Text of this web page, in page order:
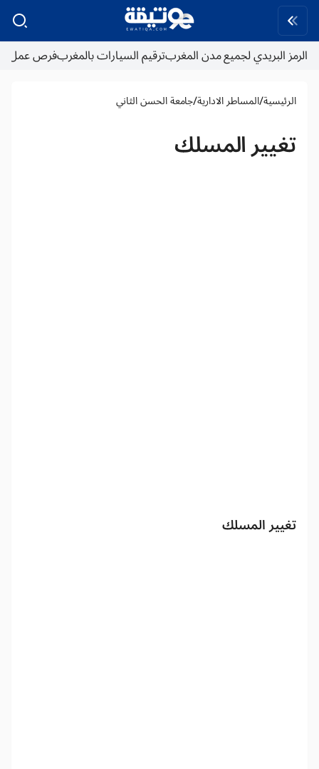
الرمز البريدي لجميع مدن المغربترقيم السيارات بالمغربفرص عمل
الرئيسية/المساطر الادارية/جامعة الحسن الثاني
تغيير المسلك
تغيير المسلك